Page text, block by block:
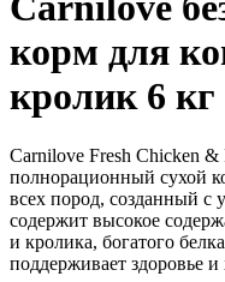
корм для
кролик 6 кг
Carnilove Fresh Chicken
полнорационный сухой
всех пород, созданный с
содержит высокое
и кролика, богатого
поддерживает здоровье